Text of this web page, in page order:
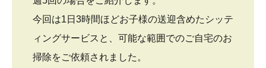
今回は1日3時間ほどお子様の送迎含めたシッテ
ィングサービスと、可能な範囲でのご自宅のお
掃除をご依頼されました。